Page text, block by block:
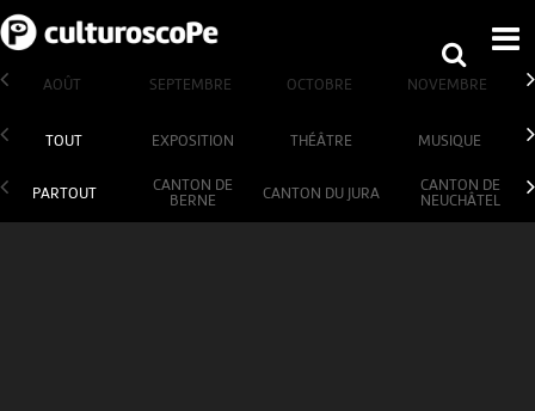
AOÛT SEPTEMBRE OCTOBRE NOVEMBRE
TOUT EXPOSITION THÉÂTRE MUSIQUE
PARTOUT
CANTON DE
BERNE
CANTON DU JURA
CANTON DE
NEUCHÂTEL